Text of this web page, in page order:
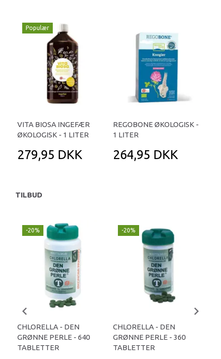
Populær
VITA BIOSA INGEFÆR
ØKOLOGISK - 1 LITER
279,95 DKK
REGOBONE ØKOLOGISK -
1 LITER
264,95 DKK
TILBUD
-20%
CHLORELLA - DEN
GRØNNE PERLE - 640
TABLETTER
-20%
CHLORELLA - DEN
GRØNNE PERLE - 360
TABLETTER